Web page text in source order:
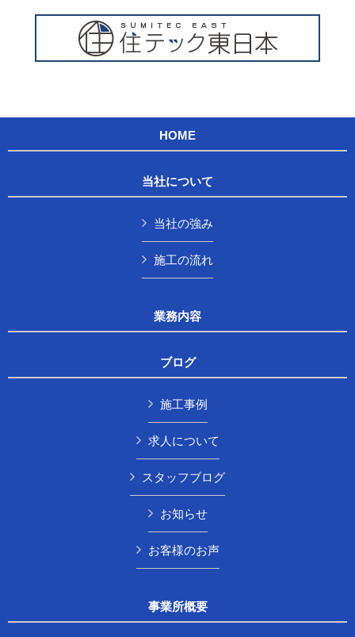
HOME
当社について
当社の強み
施工の流れ
業務内容
ブログ
施工事例
求人について
スタッフブログ
お知らせ
お客様のお声
事業所概要